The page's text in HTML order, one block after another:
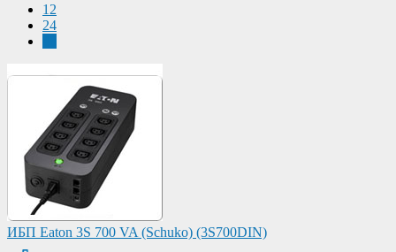
12
24
ИБП Eaton 3S 700 VA (Schuko) (3S700DIN)